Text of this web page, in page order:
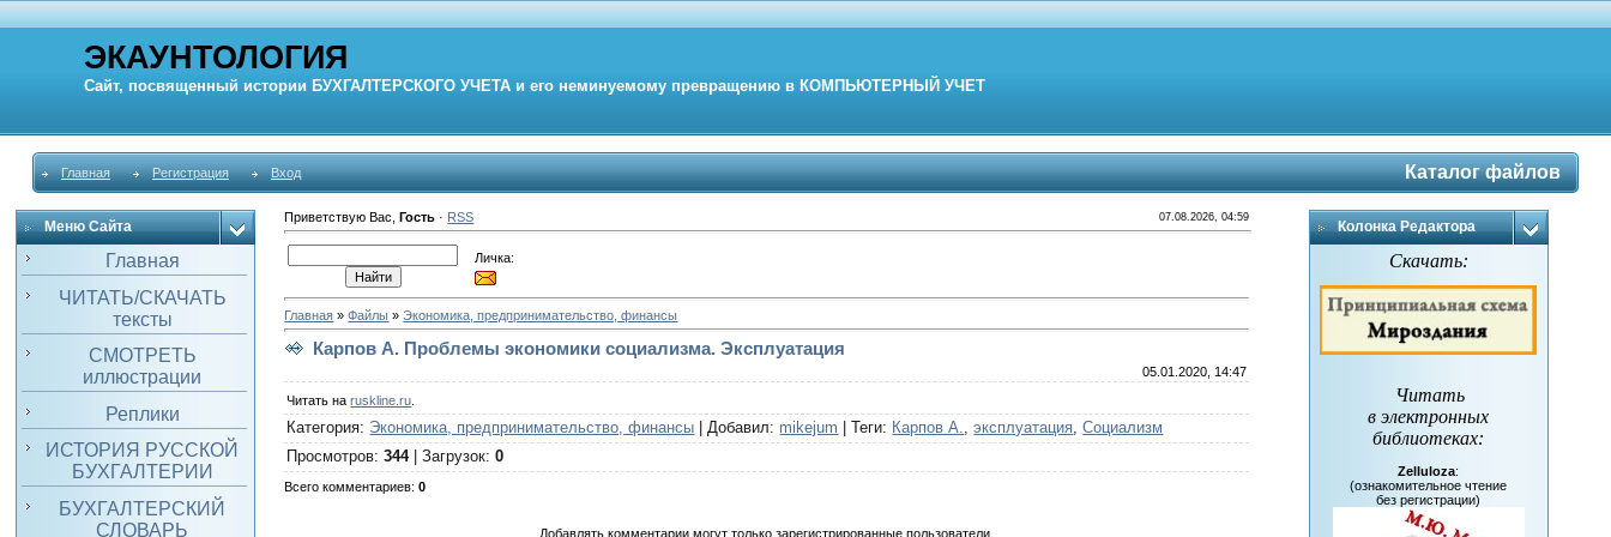
ЭКАУНТОЛОГИЯ
Сайт, посвященный истории БУХГАЛТЕРСКОГО УЧЕТА и его неминуемому превращению в КОМПЬЮТЕРНЫЙ УЧЕТ
Главная Регистрация Вход Каталог файлов
Меню Сайта
Главная
ЧИТАТЬ/СКАЧАТЬ
тексты
СМОТРЕТЬ
иллюстрации
Реплики
ИСТОРИЯ РУССКОЙ
БУХГАЛТЕРИИ
БУХГАЛТЕРСКИЙ
СЛОВАРЬ
Приветствую Вас ,Гость · RSS 07.08.2026, 04:59
Личка:
Главная »Файлы »Экономика, предпринимательство, финансы
Карпов А. Проблемы экономики социализма. Эксплуатация
05.01.2020, 14:47
Читать наruskline.ru
Категория: Экономика, предпринимательство, финансы |Добавил: mikejum |Теги: Карпов А.,эксплуатация,Социализм
Просмотров:344|Загрузок:0
Всего комментариев:0
Добавлять комментарии могут только зарегистрированные пользователи.
Колонка Редактора
Скачать:
Читать
в электронных
библиотеках:
Zelluloza:
(ознакомительное чтение
без регистрации)